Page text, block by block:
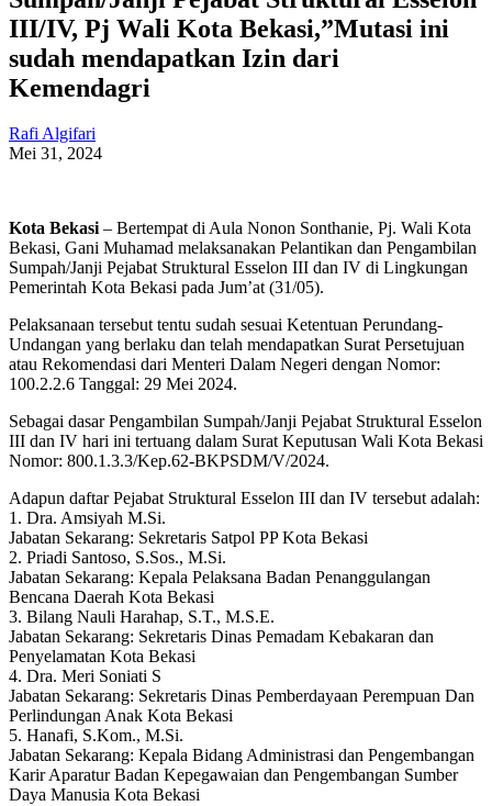
III/IV, Pj Wali Kota Bekasi,”Mutasi ini
sudah mendapatkan Izin dari
Kemendagri
Rafi Algifari
Mei 31, 2024
Kota Bekasi– Bertempat di Aula Nonon Sonthanie, Pj. Wali Kota
Bekasi, Gani Muhamad melaksanakan Pelantikan dan Pengambilan
Sumpah/Janji Pejabat Struktural Esselon III dan IV di Lingkungan
Pemerintah Kota Bekasi pada Jum’at (31/05).
Pelaksanaan tersebut tentu sudah sesuai Ketentuan Perundang-
Undangan yang berlaku dan telah mendapatkan Surat Persetujuan
atau Rekomendasi dari Menteri Dalam Negeri dengan Nomor:
100.2.2.6 Tanggal: 29 Mei 2024.
Sebagai dasar Pengambilan Sumpah/Janji Pejabat Struktural Esselon
III dan IV hari ini tertuang dalam Surat Keputusan Wali Kota Bekasi
Nomor: 800.1.3.3/Kep.62-BKPSDM/V/2024.
Adapun daftar Pejabat Struktural Esselon III dan IV tersebut adalah:
1. Dra. Amsiyah M.Si.
Jabatan Sekarang: Sekretaris Satpol PP Kota Bekasi
2. Priadi Santoso, S.Sos., M.Si.
Jabatan Sekarang: Kepala Pelaksana Badan Penanggulangan
Bencana Daerah Kota Bekasi
3. Bilang Nauli Harahap, S.T., M.S.E.
Jabatan Sekarang: Sekretaris Dinas Pemadam Kebakaran dan
Penyelamatan Kota Bekasi
4. Dra. Meri Soniati S
Jabatan Sekarang: Sekretaris Dinas Pemberdayaan Perempuan Dan
Perlindungan Anak Kota Bekasi
5. Hanafi, S.Kom., M.Si.
Jabatan Sekarang: Kepala Bidang Administrasi dan Pengembangan
Karir Aparatur Badan Kepegawaian dan Pengembangan Sumber
Daya Manusia Kota Bekasi